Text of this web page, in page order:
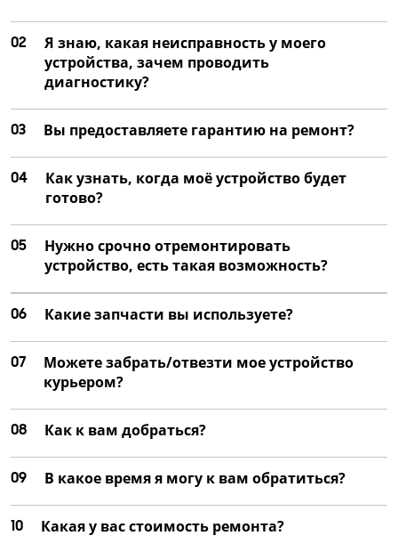
02
Я знаю, какая неисправность у моего
устройства, зачем проводить
диагностику?
03 Вы предоставляете гарантию на ремонт?
04
Как узнать, когда моё устройство будет
готово?
05
Нужно срочно отремонтировать
устройство, есть такая возможность?
06 Какие запчасти вы используете?
07
Можете забрать/отвезти мое устройство
курьером?
08 Как к вам добраться?
09 В какое время я могу к вам обратиться?
10 Какая у вас стоимость ремонта?